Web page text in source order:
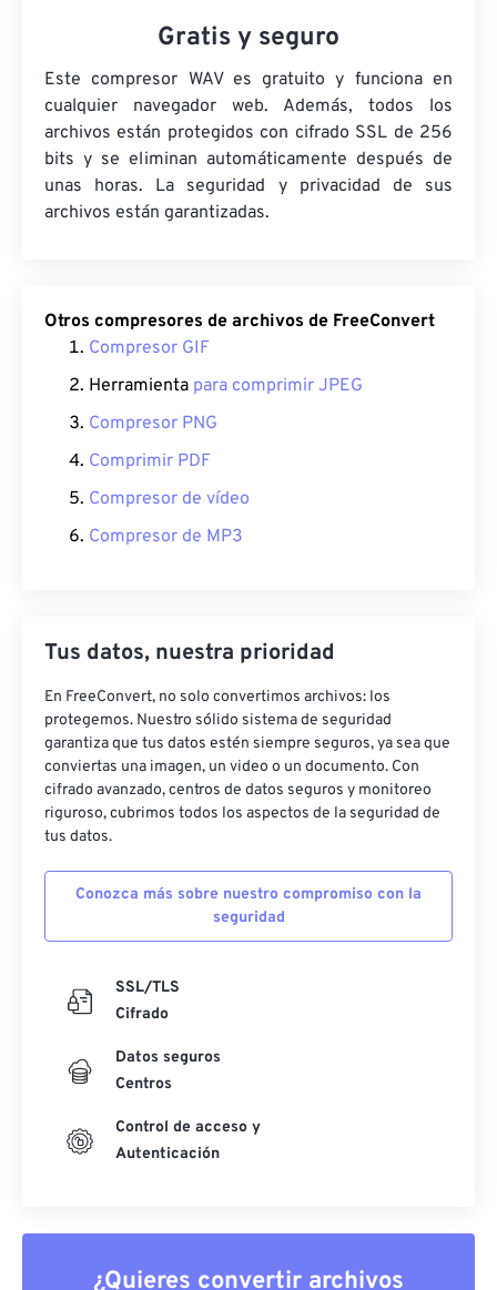
Gratis y seguro
Este compresor WAV es gratuito y funciona en
cualquier navegador web. Además, todos los
archivos están protegidos con cifrado SSL de 256
bits y se eliminan automáticamente después de
unas horas. La seguridad y privacidad de sus
archivos están garantizadas.
Otros compresores de archivos de FreeConvert
Compresor GIF
Herramienta para comprimir JPEG
Compresor PNG
Comprimir PDF
Compresor de vídeo
Compresor de MP3
Tus datos, nuestra prioridad
En FreeConvert, no solo convertimos archivos: los
protegemos. Nuestro sólido sistema de seguridad
garantiza que tus datos estén siempre seguros, ya sea que
conviertas una imagen, un video o un documento. Con
cifrado avanzado, centros de datos seguros y monitoreo
riguroso, cubrimos todos los aspectos de la seguridad de
tus datos.
Conozca más sobre nuestro compromiso con la
seguridad
SSL/TLS
Cifrado
Datos seguros
Centros
Control de acceso y
Autenticación
¿Quieres convertir archivos